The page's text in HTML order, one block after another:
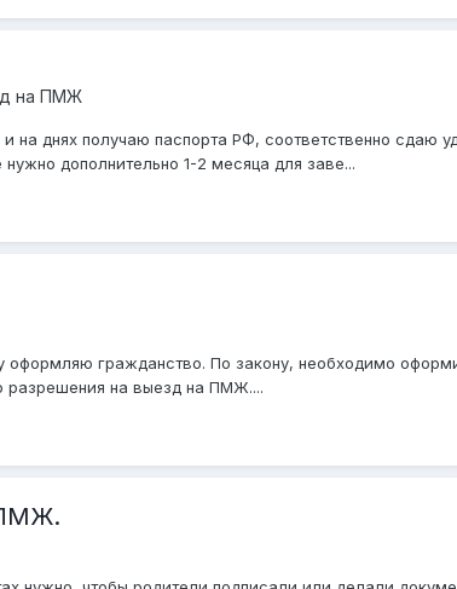
на ПМЖ
днях получаю паспорта РФ, соответственно сдаю
дополнительно 1-2 месяца для заве...
гражданство. По закону, необходимо
разрешения на выезд на ПМЖ....
ПМЖ.